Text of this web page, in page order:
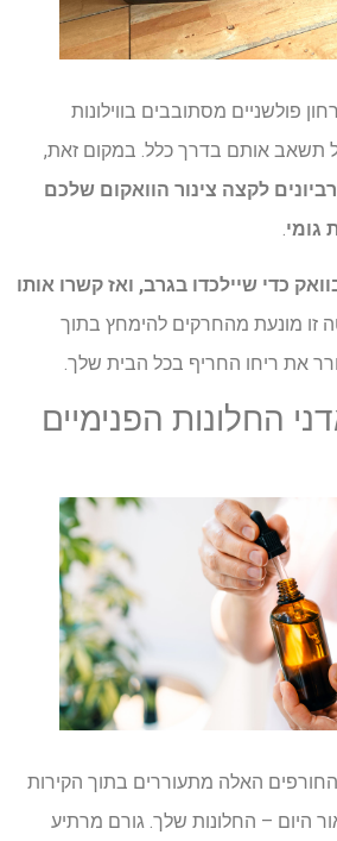
פולשניים מסתובבים בווילונות
תשאב אותם בדרך כלל. במקום זאת,
לקצה צינור הוואקום שלכם
גומי
כדי שיילכדו בגרב, ואז קשרו אותו
זו מונעת מהחרקים להימחץ בתוך
את ריחו החריף בכל הבית שלך.
האלה מתעוררים בתוך הקירות
היום – החלונות שלך. גורם מרתיע